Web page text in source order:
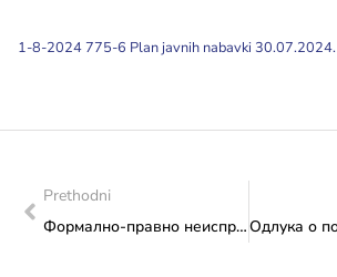
1-8-2024 775-6 Plan javnih nabavki 30.07.2024.
Prethodni
Формално-правно неисправне пријаве за Јавни позив 2024. – Трансфер за културу од значаја за Федерацију Босне и Херцеговине